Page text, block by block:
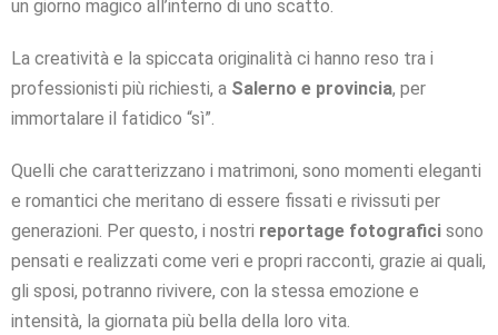
un giorno magico all’interno di uno scatto.
La creatività e la spiccata originalità ci hanno reso tra i
professionisti più richiesti, a Salerno e provincia, per
immortalare il fatidico “sì”.
Quelli che caratterizzano i matrimoni, sono momenti eleganti
e romantici che meritano di essere fissati e rivissuti per
generazioni. Per questo, i nostri reportage fotografici sono
pensati e realizzati come veri e propri racconti, grazie ai quali,
gli sposi, potranno rivivere, con la stessa emozione e
intensità, la giornata più bella della loro vita.